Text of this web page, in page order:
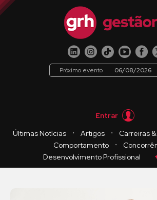
Próximo evento 06/08/2026
Entrar
Últimas Notícias
・ Artigos ・ Carreiras
Comportamento
・
Desenvolvimento Profissional